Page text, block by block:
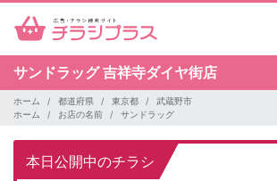
サンドラッグ吉祥寺ダイヤ街店
ホーム 都道府県 東京都
武蔵野市
ホーム
お店の名前 サンドラッグ
本日公開中のチラシ